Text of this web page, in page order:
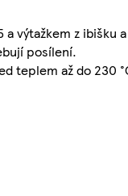
výtažkem z ibišku a
posílení.
teplem až do 230